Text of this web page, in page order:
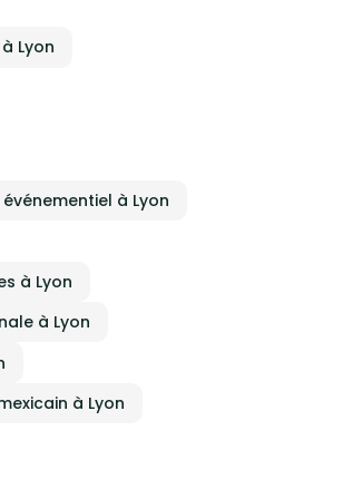
Lyon
à Lyon
à Lyon
à Lyon
à Lyon